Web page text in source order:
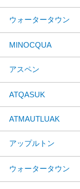
ウォータータウン
MINOCQUA
アスペン
ATQASUK
ATMAUTLUAK
アップルトン
ウォータータウン